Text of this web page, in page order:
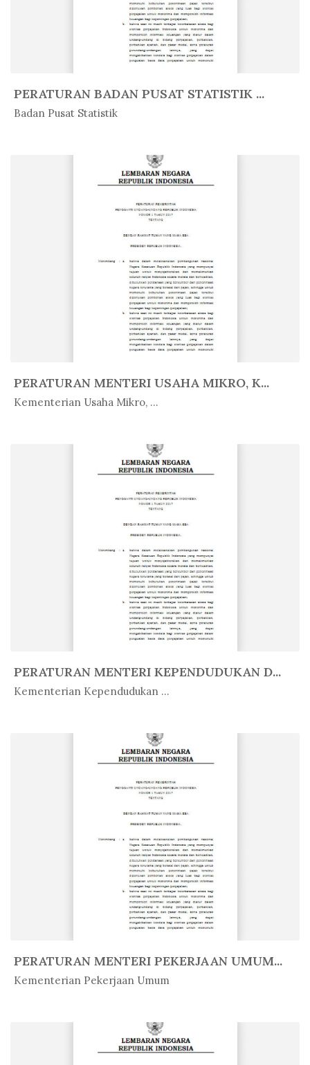
PERATURAN BADAN PUSAT STATISTIK ...
Badan Pusat Statistik
In Peratur...
PERATURAN MENTERI USAHA MIKRO, K...
Kementerian Usaha Mikro, ...
In Peratur...
PERATURAN MENTERI KEPENDUDUKAN D...
Kementerian Kependudukan ...
In Peratur...
PERATURAN MENTERI PEKERJAAN UMUM...
Kementerian Pekerjaan Umum
In Peratur...